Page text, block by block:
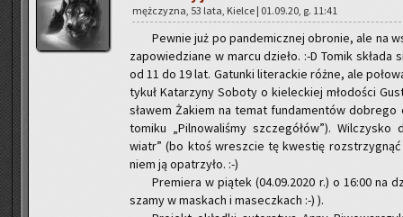
męż­czy­zna, 53 lata, Kiel­ce | 01.09.20, g. 11:41
Pew­nie już po pan­de­micz­nej obro­nie, ale na
za­po­wie­dzia­ne w marcu dzie­ło. :-D Tomik
od 11 do 19 lat. Ga­tun­ki li­te­rac­kie różne, ale
ty­kuł Ka­ta­rzy­ny So­bo­ty o kie­lec­kiej mło­do­ści
sła­wem Ża­kiem na temat fun­da­men­tów
to­mi­ku „Pil­no­wa­li­śmy szcze­gó­łów”).
wiatr” (bo ktoś wresz­cie tę kwe­stię
niem ją opa­trzy­ło. :-)
Pre­mie­ra w pią­tek (04.09.2020 r.) o 16:00 na
sza­my w ma­skach i ma­secz­kach :-) ).